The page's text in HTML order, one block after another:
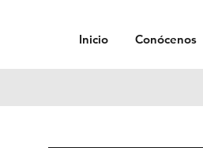
Inicio Conócenos